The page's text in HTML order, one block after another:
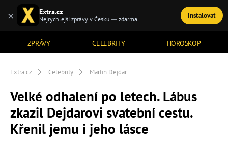
ZPRÁVY CELEBRITY HOROSKOP
TÉMATA
Extra.cz Celebrity Martin Dejdar
Velké odhalení po letech. Lábus
zkazil Dejdarovi svatební cestu.
Křenil jemu i jeho lásce
× Extra.cz
Nejrychlejší zprávy v Česku — zdarma Instalovat